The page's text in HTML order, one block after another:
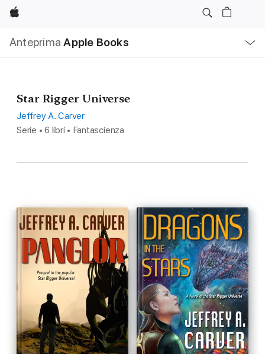
Apple
Anteprima Apple Books
locale
Apri
Menu
Star Rigger Universe
Jeffrey A. Carver
Serie • 6 libri • Fantascienza